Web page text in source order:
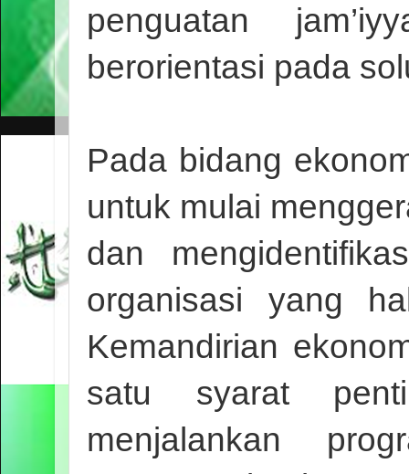
penguatan
berorientasi pada
Pada bidang
untuk mulai
dan
organisasi yang
Kemandirian
satu syarat
menjalankan